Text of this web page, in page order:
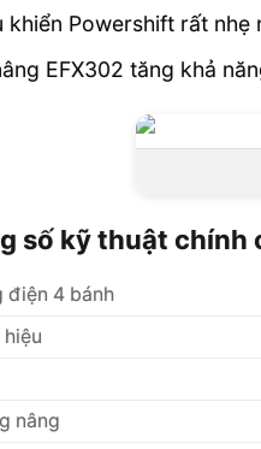
khiển Powershift rất nhẹ
EFX302 tăng khả
số kỹ thuật chính
điện 4 bánh
nâng